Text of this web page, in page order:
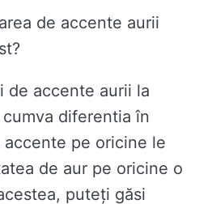
de accente aurii
de accente aurii la
diferentia în
pe oricine le
de aur pe oricine o
puteți găsi